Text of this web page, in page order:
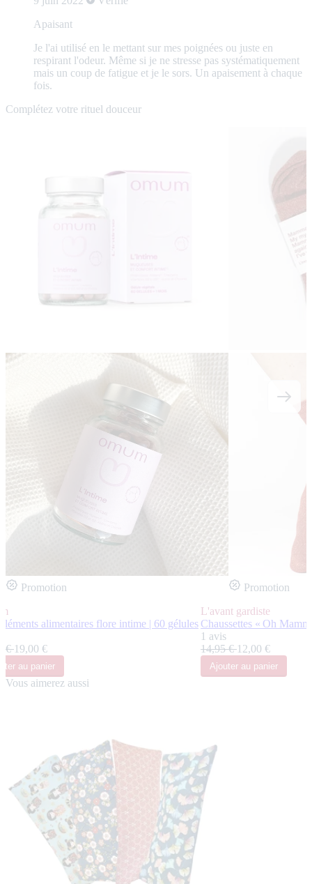
Apaisant
Je l'ai utilisé en le mettant sur mes poignées ou juste en
respirant l'odeur. Même si je ne stresse pas systématiquement
mais un coup de fatigue et je le sors. Un apaisement à chaque
fois.
Complétez votre rituel douceur
Promotion
alimentaires flore intime | 60 gélules
€19,00 €
au panier
Promotion
L'avant gardiste
Chaussettes « Oh
1 avis
14,95 €12,00 €
Ajouter au panier
Vous aimerez aussi